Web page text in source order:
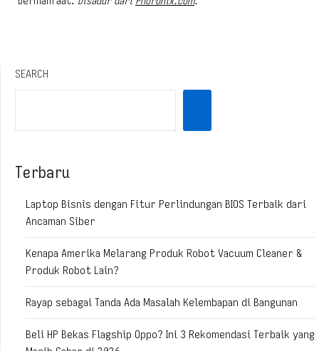
SEARCH
Terbaru
Laptop Bisnis dengan Fitur Perlindungan BIOS Terbaik dari
Ancaman Siber
Kenapa Amerika Melarang Produk Robot Vacuum Cleaner &
Produk Robot Lain?
Rayap sebagai Tanda Ada Masalah Kelembapan di Bangunan
Beli HP Bekas Flagship Oppo? Ini 3 Rekomendasi Terbaik yang